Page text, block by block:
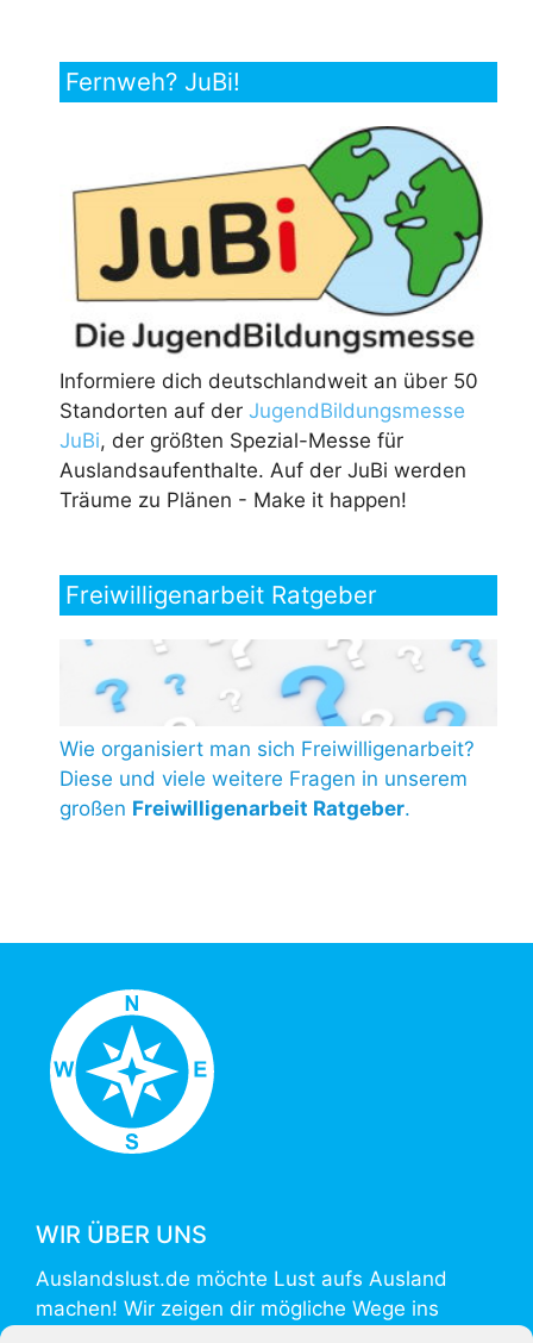
Fernweh? JuBi!
Informiere dich deutschlandweit an über 50
Standorten auf der JugendBildungsmesse
JuBi, der größten Spezial-Messe für
Auslandsaufenthalte. Auf der JuBi werden
Träume zu Plänen - Make it happen!
Freiwilligenarbeit Ratgeber
Wie organisiert man sich Freiwilligenarbeit?
Diese und viele weitere Fragen in unserem
großen Freiwilligenarbeit Ratgeber.
WIR ÜBER UNS
Auslandslust.de möchte Lust aufs Ausland
machen! Wir zeigen dir mögliche Wege ins